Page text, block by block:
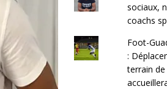
sociaux,
coachs
Foot-
:
terrain de